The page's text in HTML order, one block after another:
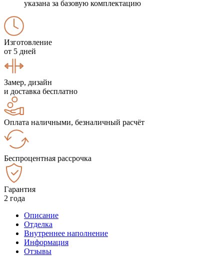
указана за базовую комплектацию
Изготовление
от 5 дней
Замер, дизайн
и доставка бесплатно
Оплата наличными, безналичный расчёт
Беспроцентная рассрочка
Гарантия
2 года
Описание
Отделка
Внутреннее наполнение
Информация
Отзывы